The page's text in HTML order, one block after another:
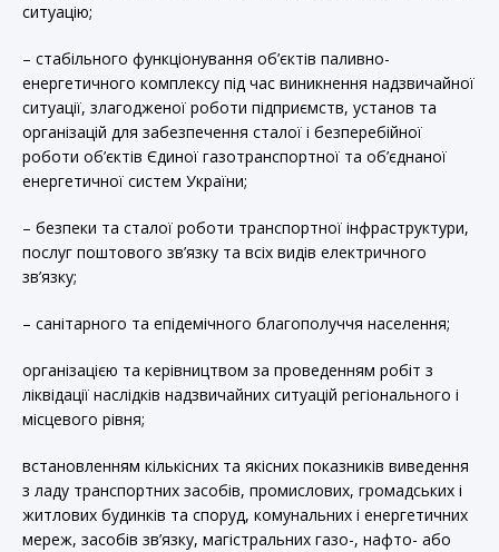
ситуацію;
– стабільного функціонування об’єктів паливно-
енергетичного комплексу під час виникнення надзвичайної
ситуації, злагодженої роботи підприємств, установ та
організацій для забезпечення сталої і безперебійної
роботи об’єктів Єдиної газотранспортної та об’єднаної
енергетичної систем України;
– безпеки та сталої роботи транспортної інфраструктури,
послуг поштового зв’язку та всіх видів електричного
зв’язку;
– санітарного та епідемічного благополуччя населення;
організацією та керівництвом за проведенням робіт з
ліквідації наслідків надзвичайних ситуацій регіонального і
місцевого рівня;
встановленням кількісних та якісних показників виведення
з ладу транспортних засобів, промислових, громадських і
житлових будинків та споруд, комунальних і енергетичних
мереж, засобів зв’язку, магістральних газо-, нафто- або